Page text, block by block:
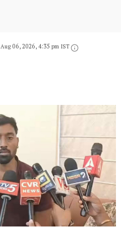
Aug 06, 2026, 4:35 pm IST